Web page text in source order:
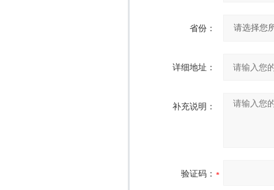
省份：
详细地址：
补充说明：
验证码：